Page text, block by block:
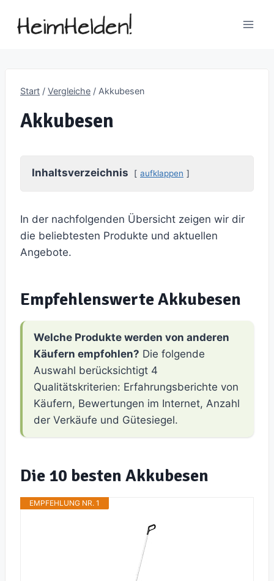
Inhalt
Start / Vergleiche / Akkubesen
Akkubesen
Inhaltsverzeichnis aufklappen
In der nachfolgenden Übersicht zeigen wir dir
die beliebtesten Produkte und aktuellen
Angebote.
Empfehlenswerte Akkubesen
Welche Produkte werden von anderen
Käufern empfohlen? Die folgende
Auswahl berücksichtigt 4
Qualitätskriterien: Erfahrungsberichte von
Käufern, Bewertungen im Internet, Anzahl
der Verkäufe und Gütesiegel.
Die 10 besten Akkubesen
EMPFEHLUNG NR. 1